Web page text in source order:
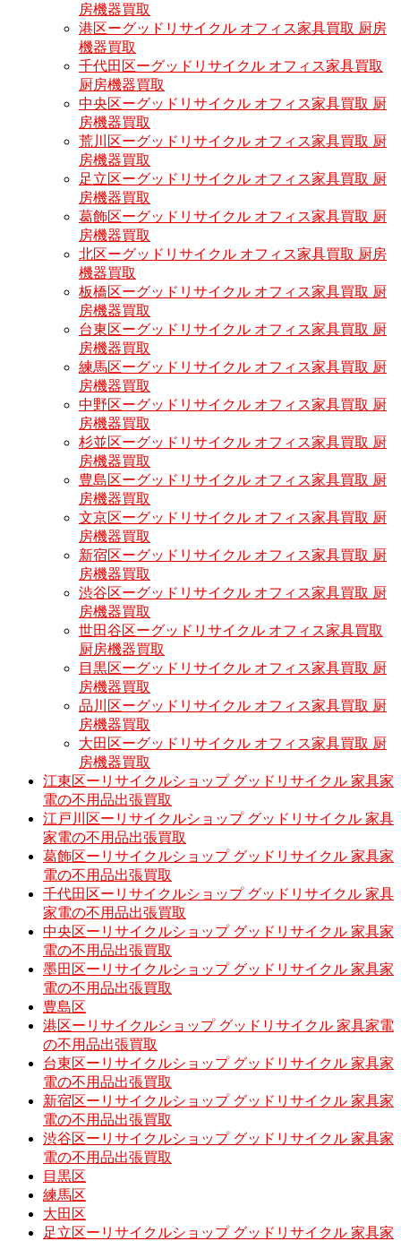
房機器買取
港区ーグッドリサイクル オフィス家具買取 厨房
機器買取
千代田区ーグッドリサイクル オフィス家具買取
厨房機器買取
中央区ーグッドリサイクル オフィス家具買取 厨
房機器買取
荒川区ーグッドリサイクル オフィス家具買取 厨
房機器買取
足立区ーグッドリサイクル オフィス家具買取 厨
房機器買取
葛飾区ーグッドリサイクル オフィス家具買取 厨
房機器買取
北区ーグッドリサイクル オフィス家具買取 厨房
機器買取
板橋区ーグッドリサイクル オフィス家具買取 厨
房機器買取
台東区ーグッドリサイクル オフィス家具買取 厨
房機器買取
練馬区ーグッドリサイクル オフィス家具買取 厨
房機器買取
中野区ーグッドリサイクル オフィス家具買取 厨
房機器買取
杉並区ーグッドリサイクル オフィス家具買取 厨
房機器買取
豊島区ーグッドリサイクル オフィス家具買取 厨
房機器買取
文京区ーグッドリサイクル オフィス家具買取 厨
房機器買取
新宿区ーグッドリサイクル オフィス家具買取 厨
房機器買取
渋谷区ーグッドリサイクル オフィス家具買取 厨
房機器買取
世田谷区ーグッドリサイクル オフィス家具買取
厨房機器買取
目黒区ーグッドリサイクル オフィス家具買取 厨
房機器買取
品川区ーグッドリサイクル オフィス家具買取 厨
房機器買取
大田区ーグッドリサイクル オフィス家具買取 厨
房機器買取
江東区ーリサイクルショップ グッドリサイクル 家具家
電の不用品出張買取
江戸川区ーリサイクルショップ グッドリサイクル 家具
家電の不用品出張買取
葛飾区ーリサイクルショップ グッドリサイクル 家具家
電の不用品出張買取
千代田区ーリサイクルショップ グッドリサイクル 家具
家電の不用品出張買取
中央区ーリサイクルショップ グッドリサイクル 家具家
電の不用品出張買取
墨田区ーリサイクルショップ グッドリサイクル 家具家
電の不用品出張買取
豊島区
港区ーリサイクルショップ グッドリサイクル 家具家電
の不用品出張買取
台東区ーリサイクルショップ グッドリサイクル 家具家
電の不用品出張買取
新宿区ーリサイクルショップ グッドリサイクル 家具家
電の不用品出張買取
渋谷区ーリサイクルショップ グッドリサイクル 家具家
電の不用品出張買取
目黒区
練馬区
大田区
足立区ーリサイクルショップ グッドリサイクル 家具家